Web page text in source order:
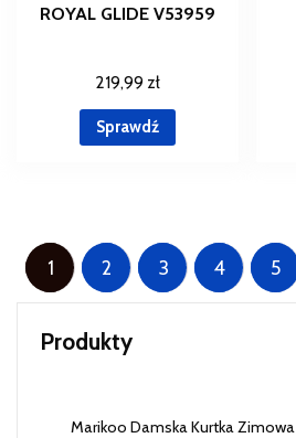
ROYAL GLIDE V53959
219,99 zł
Sprawdź
1 2 3 4 5
Produkty
Marikoo Damska Kurtka Zimowa